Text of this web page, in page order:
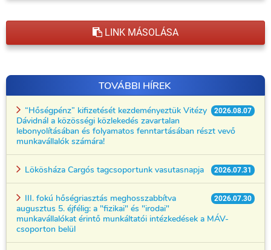
LINK MÁSOLÁSA
TOVÁBBI HÍREK
2026.08.07
“Hőségpénz” kifizetését kezdeményeztük Vitézy
Dávidnál a közösségi közlekedés zavartalan
lebonyolításában és folyamatos fenntartásában részt vevő
munkavállalók számára!
2026.07.31
Lökösháza Cargós tagcsoportunk vasutasnapja
2026.07.30
III. fokú hőségriasztás meghosszabbítva
augusztus 5. éjfélig: a "fizikai" és "irodai"
munkavállalókat érintő munkáltatói intézkedések a MÁV-
csoporton belül